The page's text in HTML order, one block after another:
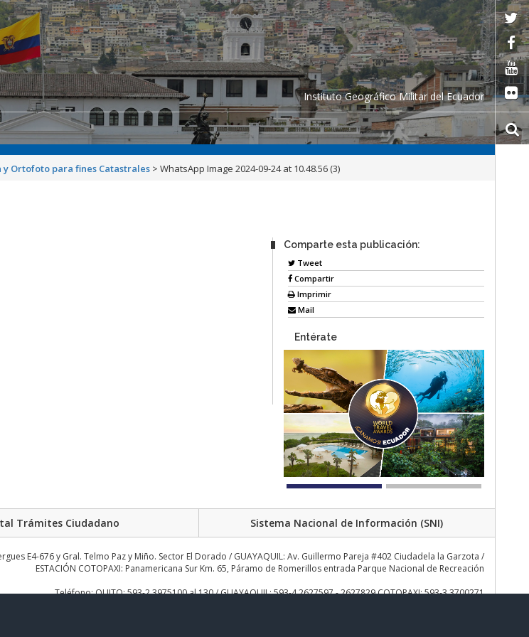
Instituto Geográfico Militar del Ecuador
Ortofoto para fines Catastrales >WhatsApp Image 2024-09-24 at 10.48.56 (3)
Comparte esta publicación:
Tweet
Compartir
Imprimir
Mail
Entérate
Trámites Ciudadano Sistema Nacional de Información (SNI)
E4-676 y Gral. Telmo Paz y Miño. Sector El Dorado / GUAYAQUIL: Av. Guillermo Pareja #402 Ciudadela la Garzota /
ESTACIÓN COTOPAXI: Panamericana Sur Km. 65, Páramo de Romerillos entrada Parque Nacional de Recreación
Teléfono: QUITO: 593-2 3975100 al 130 / GUAYAQUIL: 593-4 2627597 - 2627829 COTOPAXI: 593-3 3700271